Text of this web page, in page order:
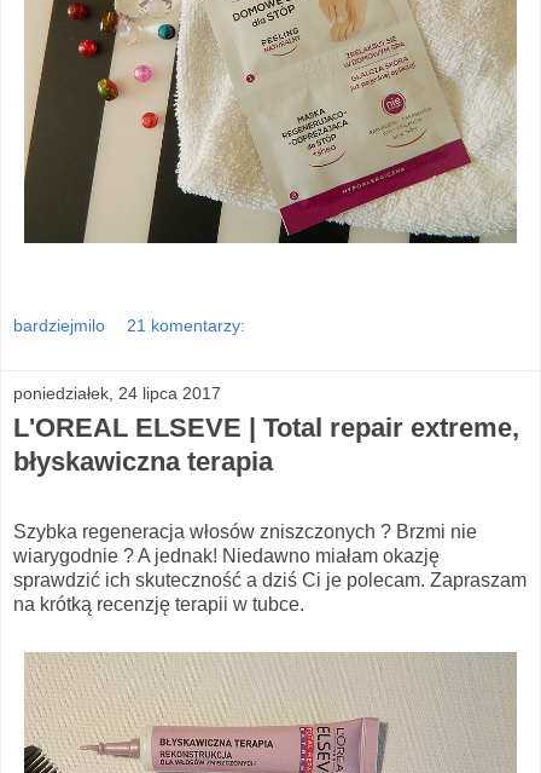
bardziejmilo 21 komentarzy:
poniedziałek, 24 lipca 2017
L'OREAL ELSEVE | Total repair extreme,
błyskawiczna terapia
Szybka regeneracja włosów zniszczonych ? Brzmi nie
wiarygodnie ? A jednak! Niedawno miałam okazję
sprawdzić ich skuteczność a dziś Ci je polecam. Zapraszam
na krótką recenzję terapii w tubce.